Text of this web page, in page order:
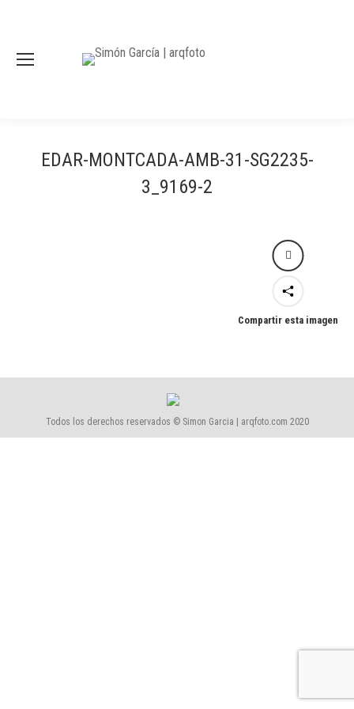
EDAR-MONTCADA-AMB-31-SG2235-
3_9169-2
Compartir esta imagen
Todos los derechos reservados © Simon Garcia | arqfoto.com 2020